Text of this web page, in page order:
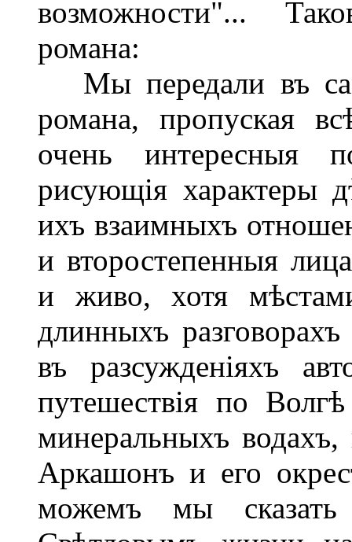
возможности"...
романа:
Мы передали въ
романа, пропуская
очень интересныя
рисующія характеры
ихъ взаимныхъ
и второстепенныя
и живо, хотя
длинныхъ
въ разсужденіяхъ
путешествія по
минеральныхъ
Аркашонъ и его
можемъ мы